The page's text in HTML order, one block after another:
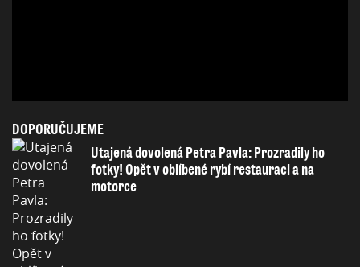
DOPORUČUJEME
Utajená dovolená Petra Pavla: Prozradily ho
fotky! Opět v oblíbené rybí restauraci a na
motorce